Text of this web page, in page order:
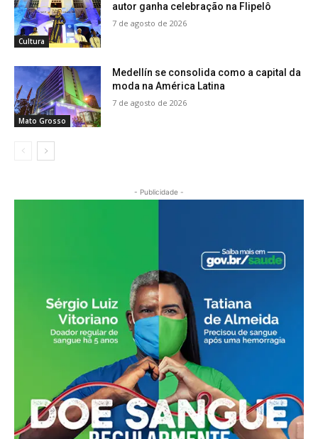
Cultura
autor ganha celebração na Flipelô
7 de agosto de 2026
Mato Grosso
Medellín se consolida como a capital da
moda na América Latina
7 de agosto de 2026
- Publicidade -